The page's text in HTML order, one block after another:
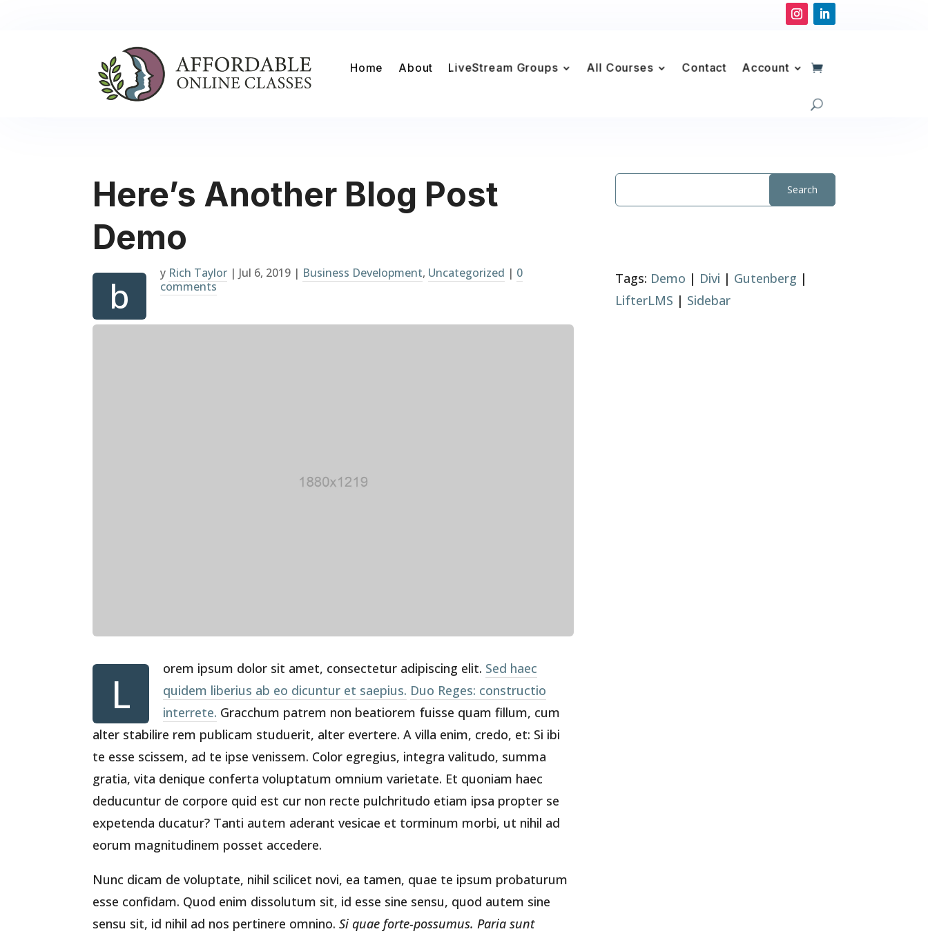
Home About LiveStream Groups All Courses Contact Account
Here’s Another Blog Post
Demo
b
y Rich Taylor | Jul 6, 2019 | Business Development, Uncategorized | 0
comments
L orem ipsum dolor sit amet, consectetur adipiscing elit. Sed haec
quidem liberius ab eo dicuntur et saepius. Duo Reges: constructio
interrete. Gracchum patrem non beatiorem fuisse quam fillum, cum
alter stabilire rem publicam studuerit, alter evertere. A villa enim, credo, et: Si ibi
te esse scissem, ad te ipse venissem. Color egregius, integra valitudo, summa
gratia, vita denique conferta voluptatum omnium varietate. Et quoniam haec
deducuntur de corpore quid est cur non recte pulchritudo etiam ipsa propter se
expetenda ducatur? Tanti autem aderant vesicae et torminum morbi, ut nihil ad
eorum magnitudinem posset accedere.
Nunc dicam de voluptate, nihil scilicet novi, ea tamen, quae te ipsum probaturum
esse confidam. Quod enim dissolutum sit, id esse sine sensu, quod autem sine
sensu sit, id nihil ad nos pertinere omnino.Si quae forte-possumus. Paria sunt
Tags: Demo | Divi | Gutenberg |
LifterLMS | Sidebar